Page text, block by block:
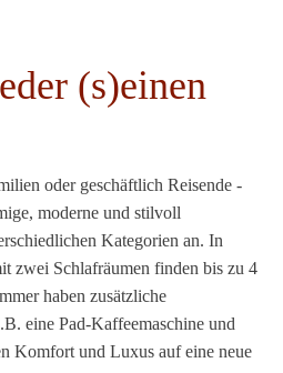
(s)einen
oder geschäftlich Reisende -
moderne und stilvoll
Kategorien an. In
zwei Schlafräumen finden bis zu 4
haben zusätzliche
eine Pad-Kaffeemaschine und
Komfort und Luxus auf eine neue